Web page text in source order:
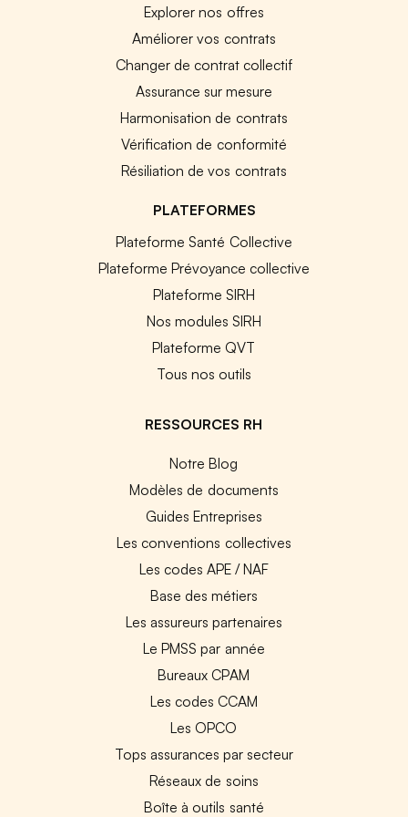
Explorer nos offres
Améliorer vos contrats
Changer de contrat collectif
Assurance sur mesure
Harmonisation de contrats
Vérification de conformité
Résiliation de vos contrats
PLATEFORMES
Plateforme Santé Collective
Plateforme Prévoyance collective
Plateforme SIRH
Nos modules SIRH
Plateforme QVT
Tous nos outils
RESSOURCES RH
Notre Blog
Modèles de documents
Guides Entreprises
Les conventions collectives
Les codes APE / NAF
Base des métiers
Les assureurs partenaires
Le PMSS par année
Bureaux CPAM
Les codes CCAM
Les OPCO
Tops assurances par secteur
Réseaux de soins
Boîte à outils santé